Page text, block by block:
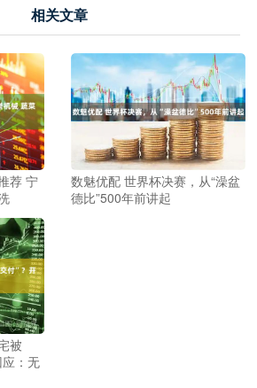
相关文章
荐 宁
数魅优配 世界杯决赛，从“澡盆
德比”500年前讲起
被
应：无